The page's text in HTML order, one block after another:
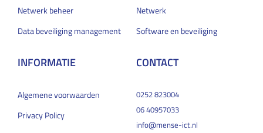
Netwerk beheer
Data beveiliging management
Netwerk
Software en beveiliging
INFORMATIE
Algemene voorwaarden
Privacy Policy
CONTACT
0252 823004
06 40957033
info@mense-ict.nl